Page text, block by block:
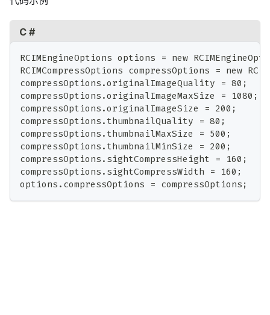
C #
RCIMEngineOptions options = new
RCIMCompressOptions compressOptions = new
compressOptions.originalImageQuality = 80;
compressOptions.originalImageMaxSize = 1080;
compressOptions.originalImageSize = 200;
compressOptions.thumbnailQuality = 80;
compressOptions.thumbnailMaxSize = 500;
compressOptions.thumbnailMinSize = 200;
compressOptions.sightCompressHeight = 160;
compressOptions.sightCompressWidth = 160;
options.compressOptions = compressOptions;